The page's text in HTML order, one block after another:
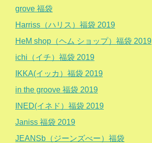
grove 福袋
Harriss（ハリス）福袋 2019
HeM shop（ヘム ショップ）福袋 2019
ichi（イチ）福袋 2019
IKKA(イッカ）福袋 2019
in the groove 福袋 2019
INED(イネド）福袋 2019
Janiss 福袋 2019
JEANSb（ジーンズべー）福袋